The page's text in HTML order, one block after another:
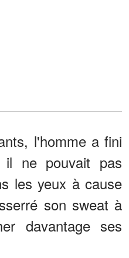
l'homme a fini
il ne pouvait pas
les yeux à cause
son sweat à
davantage ses